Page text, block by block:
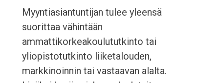
Myyntiasiantuntijan tulee yleensä
suorittaa vähintään
ammattikorkeakoulututkinto tai
yliopistotutkinto liiketalouden,
markkinoinnin tai vastaavan alalta.